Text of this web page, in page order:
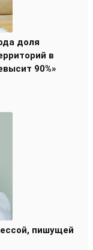
доля
в
90%»
пишущей